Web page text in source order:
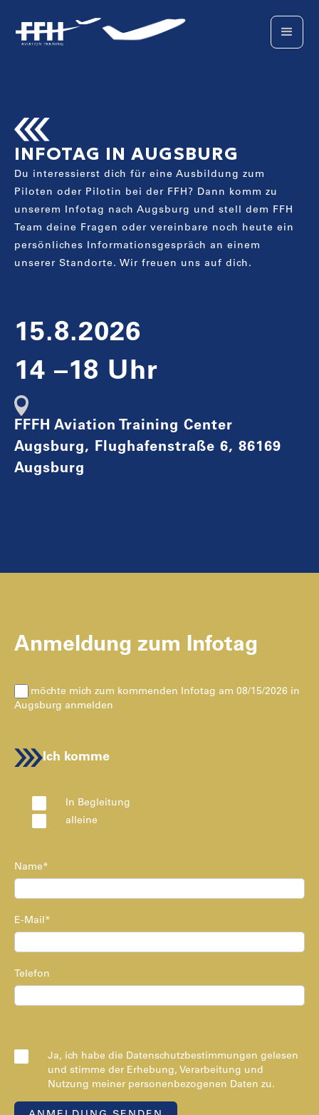
INFOTAG IN AUGSBURG
Du interessierst dich für eine Ausbildung zum
Piloten oder Pilotin bei der FFH? Dann komm zu
unserem Infotag nach Augsburg und stell dem FFH
Team deine Fragen oder vereinbare noch heute ein
persönliches Informationsgespräch an einem
unserer Standorte. Wir freuen uns auf dich.
15.8.2026
14 –18 Uhr
FFFH Aviation Training Center
Augsburg, Flughafenstraße 6, 86169
Augsburg
Anmeldung zum Infotag
Ich möchte mich zum kommenden Infotag am 08/15/2026 in
Augsburg anmelden
Ich komme
alleine
In Begleitung
Name*
E-Mail*
Telefon
Ja, ich habe die Datenschutzbestimmungen gelesen
und stimme der Erhebung, Verarbeitung und
Nutzung meiner personenbezogenen Daten zu.